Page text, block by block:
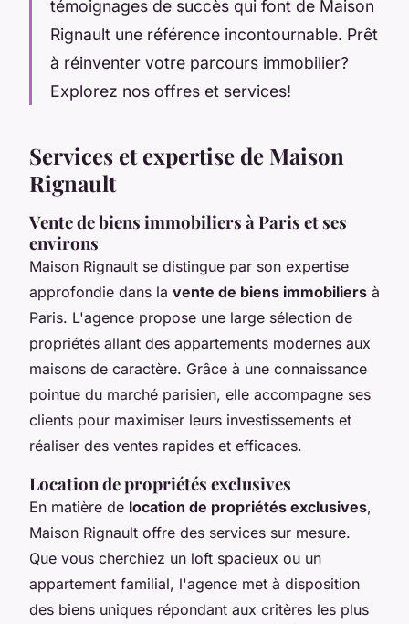
témoignages de succès qui font de Maison
Rignault une référence incontournable. Prêt
à réinventer votre parcours immobilier?
Explorez nos offres et services!
Services et expertise de Maison
Rignault
Vente de biens immobiliers à Paris et ses
environs
Maison Rignault se distingue par son expertise
approfondie dans la vente de biens immobiliers à
Paris. L'agence propose une large sélection de
propriétés allant des appartements modernes aux
maisons de caractère. Grâce à une connaissance
pointue du marché parisien, elle accompagne ses
clients pour maximiser leurs investissements et
réaliser des ventes rapides et efficaces.
Location de propriétés exclusives
En matière de location de propriétés exclusives,
Maison Rignault offre des services sur mesure.
Que vous cherchiez un loft spacieux ou un
appartement familial, l'agence met à disposition
des biens uniques répondant aux critères les plus